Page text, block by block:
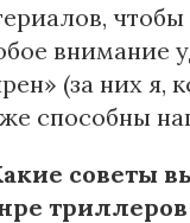
чтобы
внимание
(за них я,
способны
советы
триллеров